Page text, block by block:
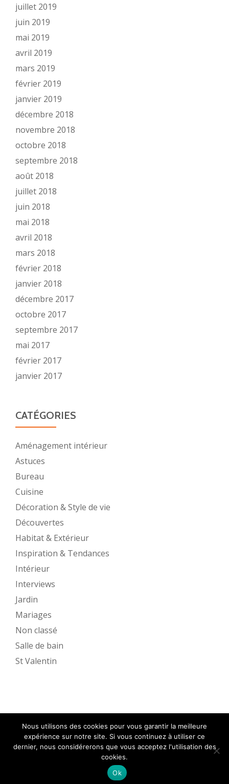
juillet 2019
juin 2019
mai 2019
avril 2019
mars 2019
février 2019
janvier 2019
décembre 2018
novembre 2018
octobre 2018
septembre 2018
août 2018
juillet 2018
juin 2018
mai 2018
avril 2018
mars 2018
février 2018
janvier 2018
décembre 2017
octobre 2017
septembre 2017
mai 2017
février 2017
janvier 2017
CATÉGORIES
Aménagement intérieur
Astuces
Bureau
Cuisine
Décoration & Style de vie
Découvertes
Habitat & Extérieur
Inspiration & Tendances
Intérieur
Interviews
Jardin
Mariages
Non classé
Salle de bain
St Valentin
Nous utilisons des cookies pour vous garantir la meilleure
expérience sur notre site. Si vous continuez à utiliser ce
dernier, nous considérerons que vous acceptez l'utilisation des
cookies.
Ok